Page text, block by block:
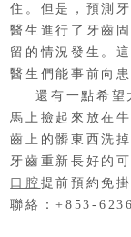
住。但是，預測
醫生進行了牙齒
留的情況發生。
醫生們能事前向
還有一點希望
馬上撿起來放在
齒上的髒東西洗
牙齒重新長好的
口腔 提前預約免
聯絡：+853-